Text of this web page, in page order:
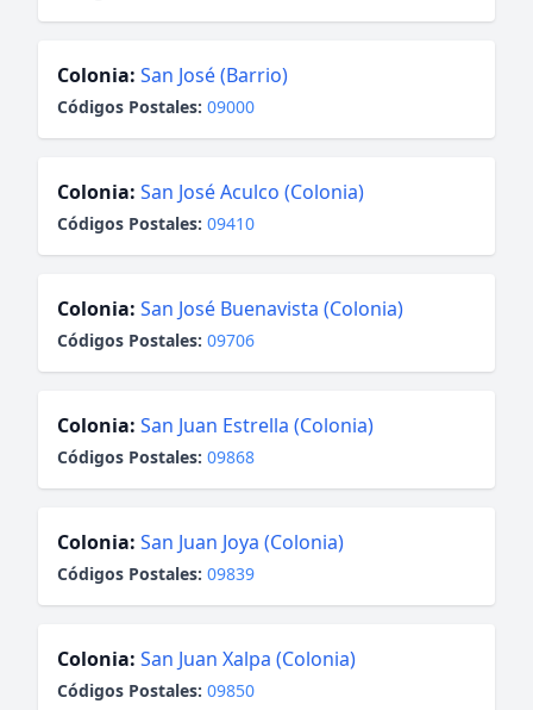
Colonia: San José (Barrio)
Códigos Postales: 09000
Colonia: San José Aculco (Colonia)
Códigos Postales: 09410
Colonia: San José Buenavista (Colonia)
Códigos Postales: 09706
Colonia: San Juan Estrella (Colonia)
Códigos Postales: 09868
Colonia: San Juan Joya (Colonia)
Códigos Postales: 09839
Colonia: San Juan Xalpa (Colonia)
Códigos Postales: 09850